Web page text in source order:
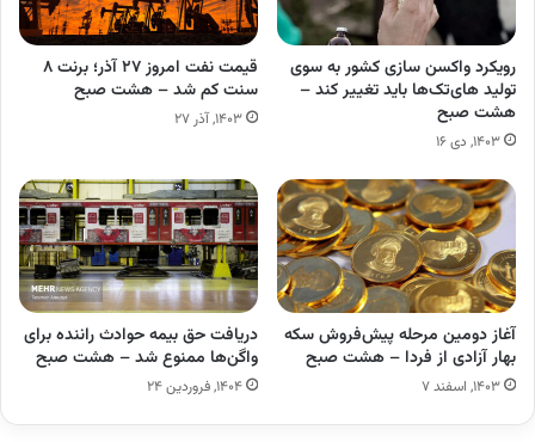
رویکرد واکسن سازی کشور به سوی
تولید های‌تک‌ها باید تغییر کند –
هشت صبح
۱۴۰۳, دی ۱۶
قیمت نفت امروز ۲۷ آذر؛ برنت ۸
سنت کم شد – هشت صبح
۱۴۰۳, آذر ۲۷
آغاز دومین مرحله پیش‌فروش سکه
بهار آزادی از فردا – هشت صبح
۱۴۰۳, اسفند ۷
دریافت حق بیمه حوادث راننده برای
واگن‌ها ممنوع شد – هشت صبح
۱۴۰۴, فروردین ۲۴